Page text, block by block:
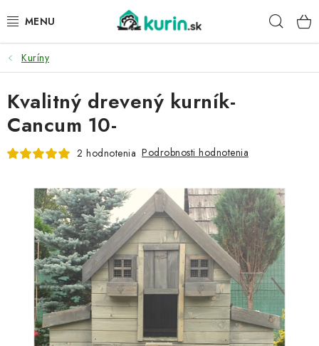
na
PRE HYDINU
PRE PSY
PRE ZAJACE
ZÁHRADA
DOMÁCI WELLNESS
PRE VTÁKY
DARČEKOVÝ POUKAZ
Kuríny
Kvalitný drevený kurník-
Cancum 10-
2 hodnotenia Podrobnosti hodnotenia